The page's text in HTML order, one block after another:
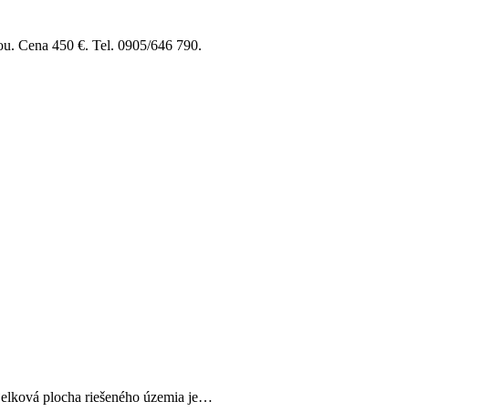
Cena 450 €. Tel. 0905/646 790.
plocha riešeného územia je…